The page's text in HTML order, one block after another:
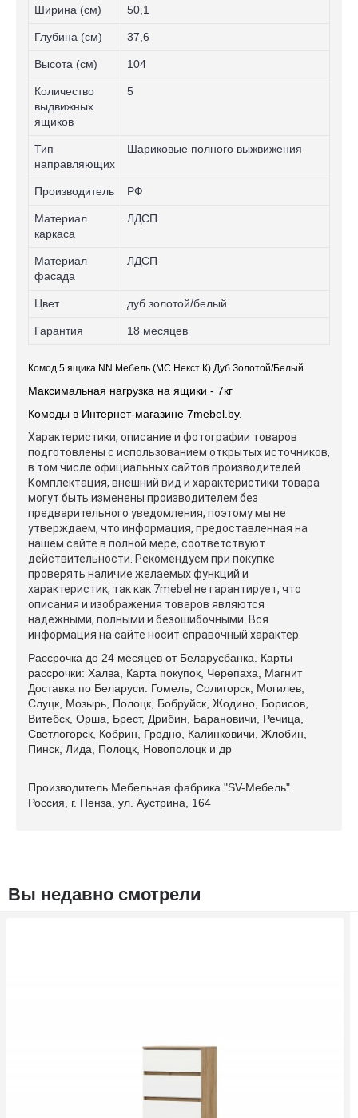
Ширина (см) 50,1
Глубина (см) 37,6
Высота (см) 104
Количество
выдвижных
ящиков
5
Тип
направляющих
Шариковые полного выжвижения
Производитель РФ
Материал
каркаса
ЛДСП
Материал
фасада
ЛДСП
Цвет дуб золотой/белый
Гарантия 18 месяцев
Комод 5 ящика NN Мебель (МС Некст К) Дуб Золотой/Белый
Максимальная нагрузка на ящики - 7кг
Комоды в Интернет-магазине 7mebel.by.
Характеристики, описание и фотографии товаров
подготовлены с использованием открытых источников,
в том числе официальных сайтов производителей.
Комплектация, внешний вид и характеристики товара
могут быть изменены производителем без
предварительного уведомления, поэтому мы не
утверждаем, что информация, предоставленная на
нашем сайте в полной мере, соответствуют
действительности. Рекомендуем при покупке
проверять наличие желаемых функций и
характеристик, так как 7mebel не гарантирует, что
описания и изображения товаров являются
надежными, полными и безошибочными. Вся
информация на сайте носит справочный характер.
Рассрочка до 24 месяцев от Беларусбанка. Карты
рассрочки: Халва, Карта покупок, Черепаха, Магнит
Доставка по Беларуси: Гомель, Солигорск, Могилев,
Слуцк, Мозырь, Полоцк, Бобруйск, Жодино, Борисов,
Витебск, Орша, Брест, Дрибин, Барановичи, Речица,
Светлогорск, Кобрин, Гродно, Калинковичи, Жлобин,
Пинск, Лида, Полоцк, Новополоцк и др
Производитель Мебельная фабрика "SV-Мебель".
Россия, г. Пенза, ул. Аустрина, 164
Вы недавно смотрели